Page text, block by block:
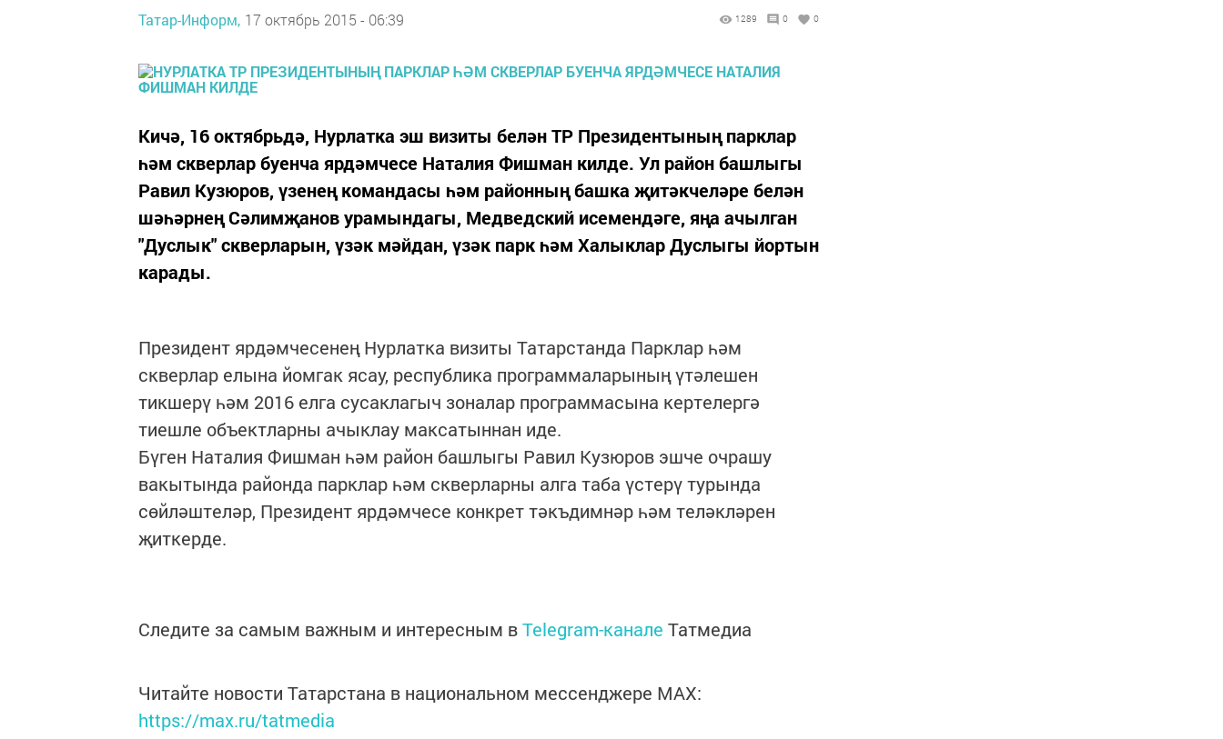
Татар-Информ, 17 октябрь 2015 - 06:39 1289 0 0
Кичә, 16 октябрьдә, Нурлатка эш визиты белән ТР Президентының парклар
һәм скверлар буенча ярдәмчесе Наталия Фишман килде. Ул район башлыгы
Равил Кузюров, үзенең командасы һәм районның башка җитәкчеләре белән
шәһәрнең Сәлимҗанов урамындагы, Медведский исемендәге, яңа ачылган
"Дуслык" скверларын, үзәк мәйдан, үзәк парк һәм Халыклар Дуслыгы йортын
карады.
Президент ярдәмчесенең Нурлатка визиты Татарстанда Парклар һәм
скверлар елына йомгак ясау, республика программаларының үтәлешен
тикшерү һәм 2016 елга сусаклагыч зоналар программасына кертелергә
тиешле объектларны ачыклау максатыннан иде.
Бүген Наталия Фишман һәм район башлыгы Равил Кузюров эшче очрашу
вакытында районда парклар һәм скверларны алга таба үстерү турында
сөйләштеләр, Президент ярдәмчесе конкрет тәкъдимнәр һәм теләкләрен
җиткерде.
Следите за самым важным и интересным вTelegram-канале Татмедиа
Читайте новости Татарстана в национальном мессенджере MАХ:
https://max.ru/tatmedia